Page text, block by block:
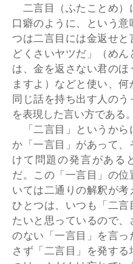
二言目（ふたことめ）
口癖のように、という
つは二言目には金返せ
どくさいヤツだ」（め
は、金を返さない君の
ますよ）などと使い、
同じ話を持ち出す人のう
を表現した言い方である。
「二言目」というから
か「一言目」があって
けて問題の発言がある
だ。この「一言目」の
いては二通りの解釈が考
ひとつは、いつも「二言
たいと思っているので、
のない「一言目」を言
さず「二言目」を発する